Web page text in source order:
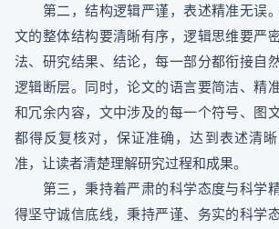
第二，结构逻辑严谨，表述精准无误
文的整体结构要清晰有序，逻辑思维要严
法、研究结果、结论，每一部分都衔接自
逻辑断层。同时，论文的语言要简洁、精
和冗余内容，文中涉及的每一个符号、图
都得反复核对，保证准确，达到表述清
准，让读者清楚理解研究过程和成果。
第三，秉持着严肃的科学态度与科学
得坚守诚信底线，秉持严谨、务实的科学